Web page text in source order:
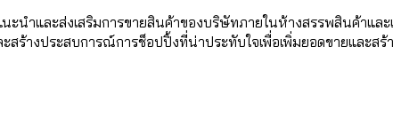
ะนำและส่งเสริมการขายสินค้าของบริษัทภายในห้างสรรพสินค้าแ
สร้างประสบการณ์การช็อปปิ้งที่น่าประทับใจเพื่อเพิ่มยอดขายและส